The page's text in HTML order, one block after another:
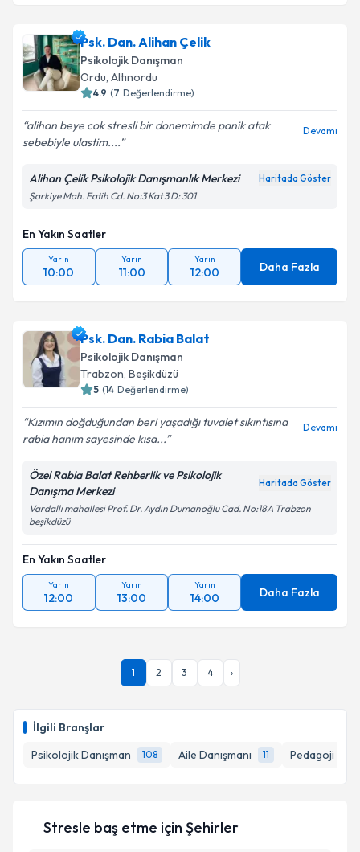
İlgili Branşlar
Psikolojik Danışman
108 Aile Danışmanı 11 Pedagoji
Psk. Dan. Alihan Çelik
Psikolojik Danışman
Ordu, Altınordu
4.9 (7 Değerlendirme)
alihan beye cok stresli bir donemimde panik atak
sebebiyle ulastim....
Devamı
Alihan Çelik Psikolojik Danışmanlık Merkezi Haritada Göster
Şarkiye Mah. Fatih Cd. No:3 Kat 3 D: 301
En Yakın Saatler
Yarın
10:00
Yarın
11:00
Yarın
12:00 Daha Fazla
Psk. Dan. Rabia Balat
Psikolojik Danışman
Trabzon, Beşikdüzü
5 (14 Değerlendirme)
Kızımın doğduğundan beri yaşadığı tuvalet sıkıntısına
rabia hanım sayesinde kısa...
Devamı
Özel Rabia Balat Rehberlik ve Psikolojik
Danışma Merkezi
Haritada Göster
Vardallı mahallesi Prof. Dr. Aydın Dumanoğlu Cad. No:18A Trabzon
beşikdüzü
En Yakın Saatler
Yarın
12:00
Yarın
13:00
Yarın
14:00 Daha Fazla
1 2 3 4 ›
Stresle baş etme için Şehirler